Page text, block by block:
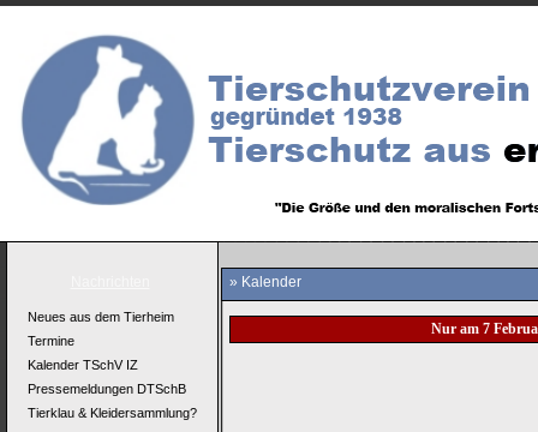
Neues aus dem Tierheim
Termine
Kalender TSchV IZ
Pressemeldungen DTSchB
Tierklau & Kleidersammlung?
» Kalender
Nur am 7